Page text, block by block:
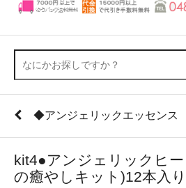
◆アンジェリックエッセンス
kit4●アンジェリックヒ
の癒やしキット)12本入